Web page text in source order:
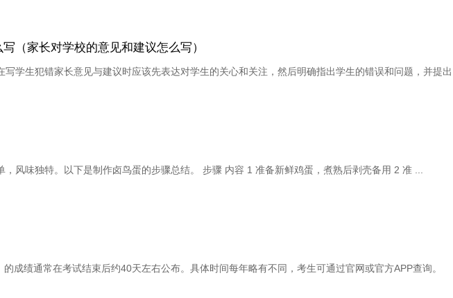
（家长对学校的意见和建议怎么写）
学生犯错家长意见与建议时应该先表达对学生的关心和关注，然后明确指出学生的错误和问题，并提出
风味独特。以下是制作卤鸟蛋的步骤总结。 步骤 内容 1 准备新鲜鸡蛋，煮熟后剥壳备用 2 准 ...
成绩通常在考试结束后约40天左右公布。具体时间每年略有不同，考生可通过官网或官方APP查询。